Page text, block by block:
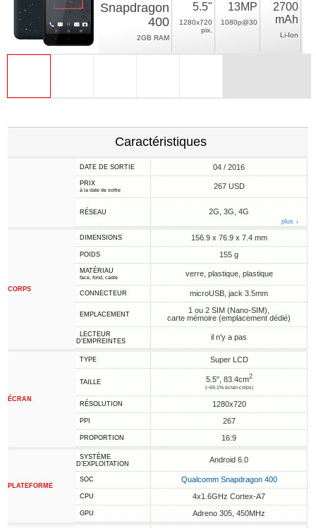
Snapdragon
400
2GB RAM
5.5"
1280x720
pix.
13MP
1080p@30
2700
mAh
Li-Ion
Caractéristiques
DATE DE SORTIE 04 / 2016
PRIX
à la date de sortie 267 USD
RÉSEAU 2G, 3G, 4G
plus ↓
CORPS
DIMENSIONS 156.9 x 76.9 x 7.4 mm
POIDS 155 g
MATÉRIAU
face, fond, cadre verre, plastique, plastique
CONNECTEUR microUSB, jack 3.5mm
EMPLACEMENT
1 ou 2 SIM (Nano-SIM),
carte mémoire (emplacement dédié)
LECTEUR
D'EMPREINTES
il n'y a pas
ÉCRAN
TYPE Super LCD
TAILLE 5.5", 83.4cm2
(~69.1% écran-corps)
RÉSOLUTION 1280x720
PPI 267
PROPORTION 16:9
PLATEFORME
SYSTÈME
D'EXPLOITATION
Android 6.0
SOC Qualcomm Snapdragon 400
CPU 4x1.6GHz Cortex-A7
GPU Adreno 305, 450MHz